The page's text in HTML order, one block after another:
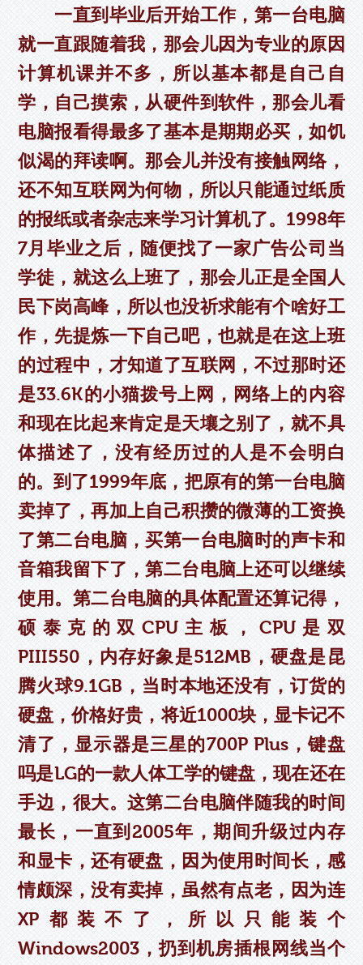
一直到毕业后开始工作，第一台电脑
就一直跟随着我，那会儿因为专业的原因
计算机课并不多，所以基本都是自己自
学，自己摸索，从硬件到软件，那会儿看
电脑报看得最多了基本是期期必买，如饥
似渴的拜读啊。那会儿并没有接触网络，
还不知互联网为何物，所以只能通过纸质
的报纸或者杂志来学习计算机了。1998年
7月毕业之后，随便找了一家广告公司当
学徒，就这么上班了，那会儿正是全国人
民下岗高峰，所以也没祈求能有个啥好工
作，先提炼一下自己吧，也就是在这上班
的过程中，才知道了互联网，不过那时还
是33.6K的小猫拨号上网，网络上的内容
和现在比起来肯定是天壤之别了，就不具
体描述了，没有经历过的人是不会明白
的。到了1999年底，把原有的第一台电脑
卖掉了，再加上自己积攒的微薄的工资换
了第二台电脑，买第一台电脑时的声卡和
音箱我留下了，第二台电脑上还可以继续
使用。第二台电脑的具体配置还算记得，
硕泰克的双CPU主板，CPU是双
PIII550，内存好象是512MB，硬盘是昆
腾火球9.1GB，当时本地还没有，订货的
硬盘，价格好贵，将近1000块，显卡记不
清了，显示器是三星的700P Plus，键盘
吗是LG的一款人体工学的键盘，现在还在
手边，很大。这第二台电脑伴随我的时间
最长，一直到2005年，期间升级过内存
和显卡，还有硬盘，因为使用时间长，感
情颇深，没有卖掉，虽然有点老，因为连
XP都装不了，所以只能装个
Windows2003，扔到机房插根网线当个